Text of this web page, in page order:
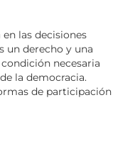
las decisiones
un derecho y una
necesaria
la democracia.
de participación